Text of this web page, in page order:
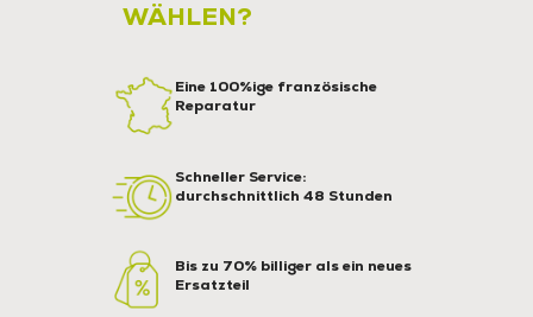
WÄHLEN?
Eine 100%ige französische
Reparatur
Schneller Service:
durchschnittlich 48 Stunden
Bis zu 70% billiger als ein neues
Ersatzteil